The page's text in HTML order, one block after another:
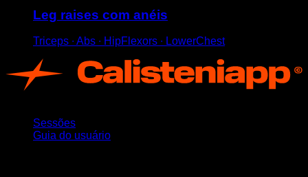
Leg raises com anéis
Triceps ∙ Abs ∙ HipFlexors ∙ LowerChest
Sessões
Guia do usuário